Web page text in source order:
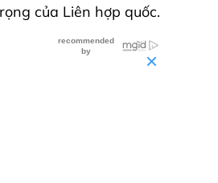
của Liên hợp quốc.